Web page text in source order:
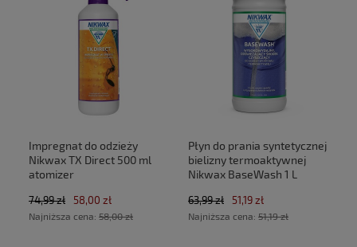
Impregnat do odzieży
Nikwax TX Direct 500 ml
atomizer
74,99 zł 58,00 zł
Najniższa cena: 58,00 zł
Płyn do prania syntetycznej
bielizny termoaktywnej
Nikwax BaseWash 1 L
63,99 zł 51,19 zł
Najniższa cena: 51,19 zł